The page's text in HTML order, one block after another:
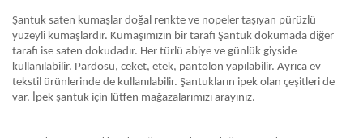
Şantuk saten kumaşlar doğal renkte ve nopeler taşıyan pürüzlü
yüzeyli kumaşlardır. Kumaşımızın bir tarafı Şantuk dokumada diğer
tarafı ise saten dokudadır. Her türlü abiye ve günlük giyside
kullanılabilir. Pardösü, ceket, etek, pantolon yapılabilir. Ayrıca ev
tekstil ürünlerinde de kullanılabilir. Şantukların ipek olan çeşitleri de
var. İpek şantuk için lütfen mağazalarımızı arayınız.